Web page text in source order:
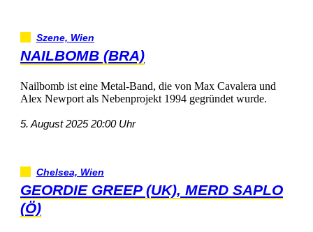
Szene,Wien
NAILBOMB(BRA)
NailbombisteineMetal-Band,dievonMaxCavaleraund
AlexNewportalsNebenprojekt1994gegründetwurde.
5.August202520:00Uhr
Chelsea,Wien
GEORDIEGREEP(UK),MERDSAPLO
(Ö)